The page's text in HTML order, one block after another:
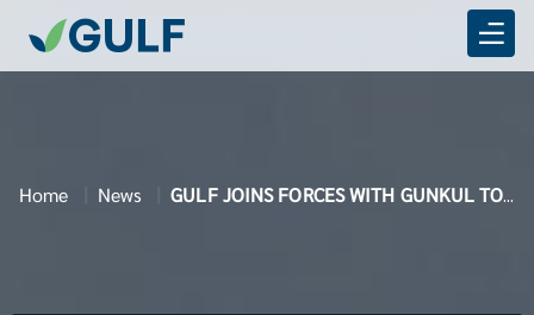
Home News GULF JOINS FORCES WITH GUNKUL TO JOINTLY DEVELOP 1,000 MW OF RENEWABLE ENERGY WITHIN 5 YEARS.